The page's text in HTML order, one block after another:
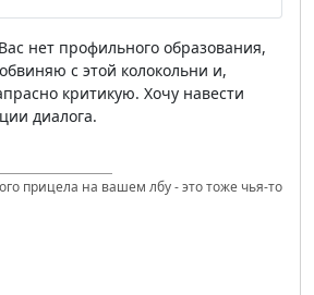
нет профильного образования,
с этой колокольни и,
критикую. Хочу навести
диалога.
прицела на вашем лбу - это тоже чья-то